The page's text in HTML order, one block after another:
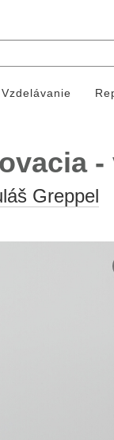
Vzdelávanie
Greppel